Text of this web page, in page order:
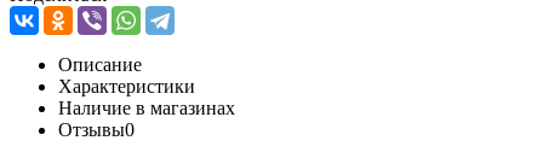
Описание
Характеристики
Наличие в магазинах
Отзывы0